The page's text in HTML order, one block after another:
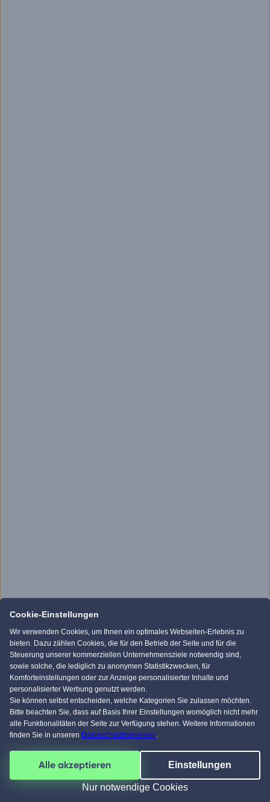
Cookie-Einstellungen
Wir verwenden Cookies, um Ihnen ein optimales Webseiten-Erlebnis zu
bieten. Dazu zählen Cookies, die für den Betrieb der Seite und für die
Steuerung unserer kommerziellen Unternehmensziele notwendig sind,
sowie solche, die lediglich zu anonymen Statistikzwecken, für
Komforteinstellungen oder zur Anzeige personalisierter Inhalte und
personalisierter Werbung genutzt werden.
Sie können selbst entscheiden, welche Kategorien Sie zulassen möchten.
Bitte beachten Sie, dass auf Basis Ihrer Einstellungen womöglich nicht mehr
alle Funktionalitäten der Seite zur Verfügung stehen. Weitere Informationen
finden Sie in unseren Datenschutzhinweisen.
Alle akzeptieren Einstellungen
Nur notwendige Cookies